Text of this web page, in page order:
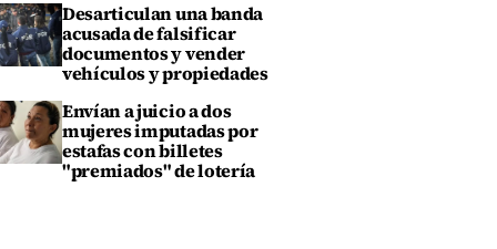
Desarticulan una banda
acusada de falsificar
documentos y vender
vehículos y propiedades
Envían a juicio a dos
mujeres imputadas por
estafas con billetes
"premiados" de lotería